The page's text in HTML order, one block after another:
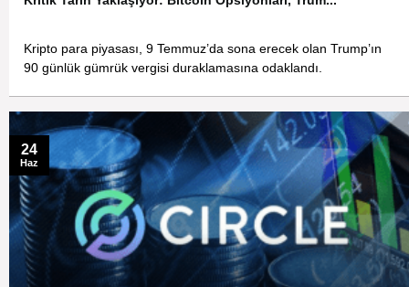
Kripto para piyasası, 9 Temmuz’da sona erecek olan Trump’ın
90 günlük gümrük vergisi duraklamasına odaklandı.
24
Haz